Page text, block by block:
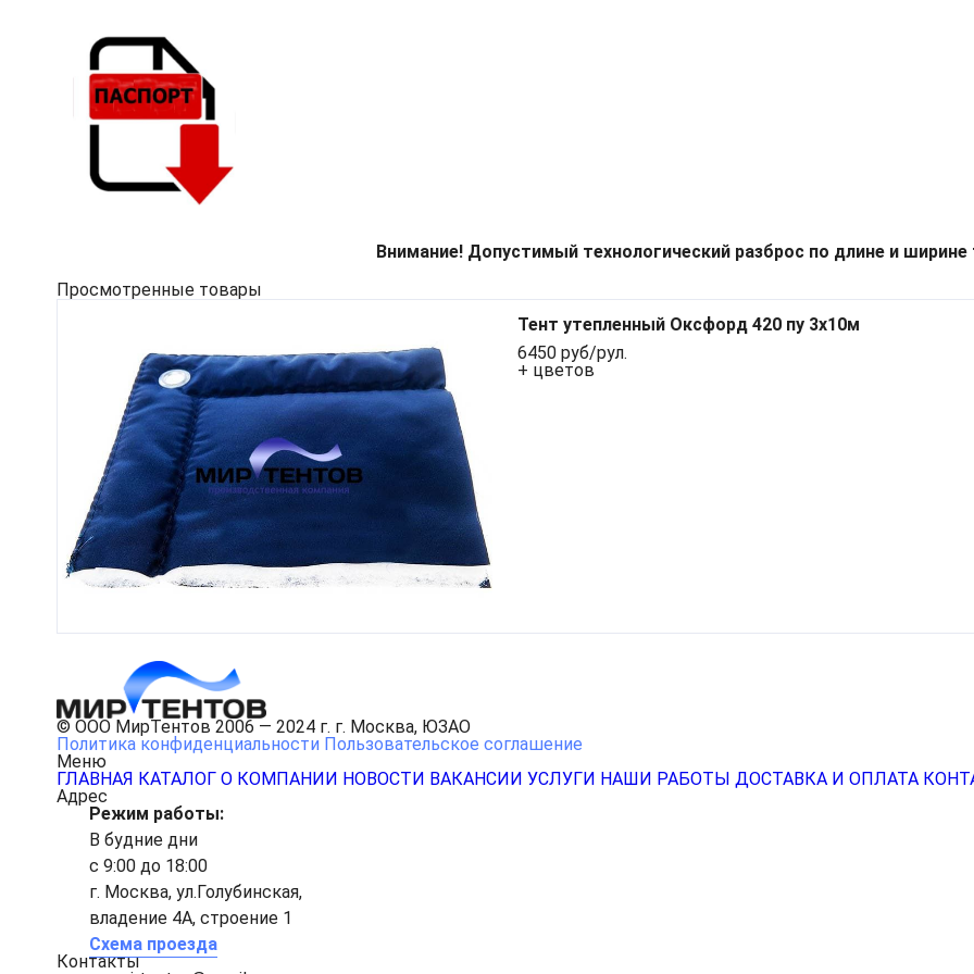
Внимание! Допустимый технологический разброс по длине и ширине
Просмотренные товары
Тент утепленный Оксфорд 420 пу 3х10м
6450 руб/рул.
+ цветов
© ООО МирТентов 2006 — 2024 г. г. Москва, ЮЗАО
Политика конфиденциальности Пользовательское соглашение
Меню
ГЛАВНАЯ КАТАЛОГ О КОМПАНИИ НОВОСТИ ВАКАНСИИ УСЛУГИ НАШИ РАБОТЫ ДОСТАВКА И ОПЛАТА
Адрес
Режим работы:
В будние дни
с 9:00 до 18:00
г. Москва, ул.Голубинская,
владение 4А, строение 1
Схема проезда
Контакты